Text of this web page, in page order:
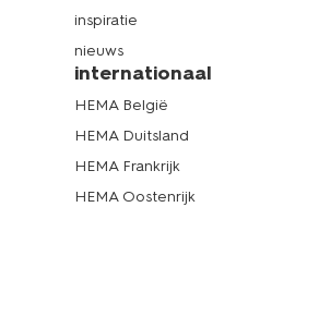
inspiratie
nieuws
internationaal
HEMA België
HEMA Duitsland
HEMA Frankrijk
HEMA Oostenrijk